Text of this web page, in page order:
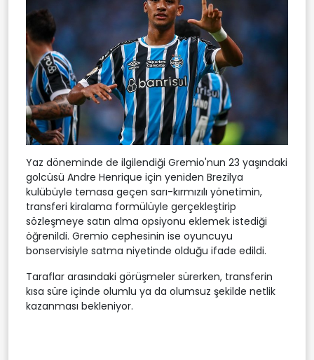
Yaz döneminde de ilgilendiği Gremio'nun 23 yaşındaki
golcüsü Andre Henrique için yeniden Brezilya
kulübüyle temasa geçen sarı-kırmızılı yönetimin,
transferi kiralama formülüyle gerçekleştirip
sözleşmeye satın alma opsiyonu eklemek istediği
öğrenildi. Gremio cephesinin ise oyuncuyu
bonservisiyle satma niyetinde olduğu ifade edildi.
Taraflar arasındaki görüşmeler sürerken, transferin
kısa süre içinde olumlu ya da olumsuz şekilde netlik
kazanması bekleniyor.